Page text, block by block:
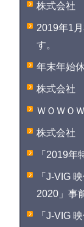
株式会社
2019年1
す。
年末年始
株式会社
ＷＯＷＯ
株式会社
「2019
「J-VIG
2020」事
「J-VIG